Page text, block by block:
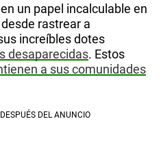
un papel incalculable en
rastrear a
increíbles dotes
desaparecidas. Estos
a sus comunidades